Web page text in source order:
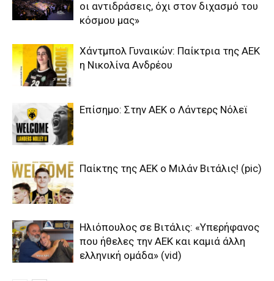
οι αντιδράσεις, όχι στον διχασμό του
κόσμου μας»
Χάντμπολ Γυναικών: Παίκτρια της ΑΕΚ
η Νικολίνα Ανδρέου
Επίσημο: Στην ΑΕΚ ο Λάντερς Νόλεϊ
Παίκτης της ΑΕΚ ο Μιλάν Βιτάλις! (pic)
Ηλιόπουλος σε Βιτάλις: «Υπερήφανος
που ήθελες την ΑΕΚ και καμιά άλλη
ελληνική ομάδα» (vid)